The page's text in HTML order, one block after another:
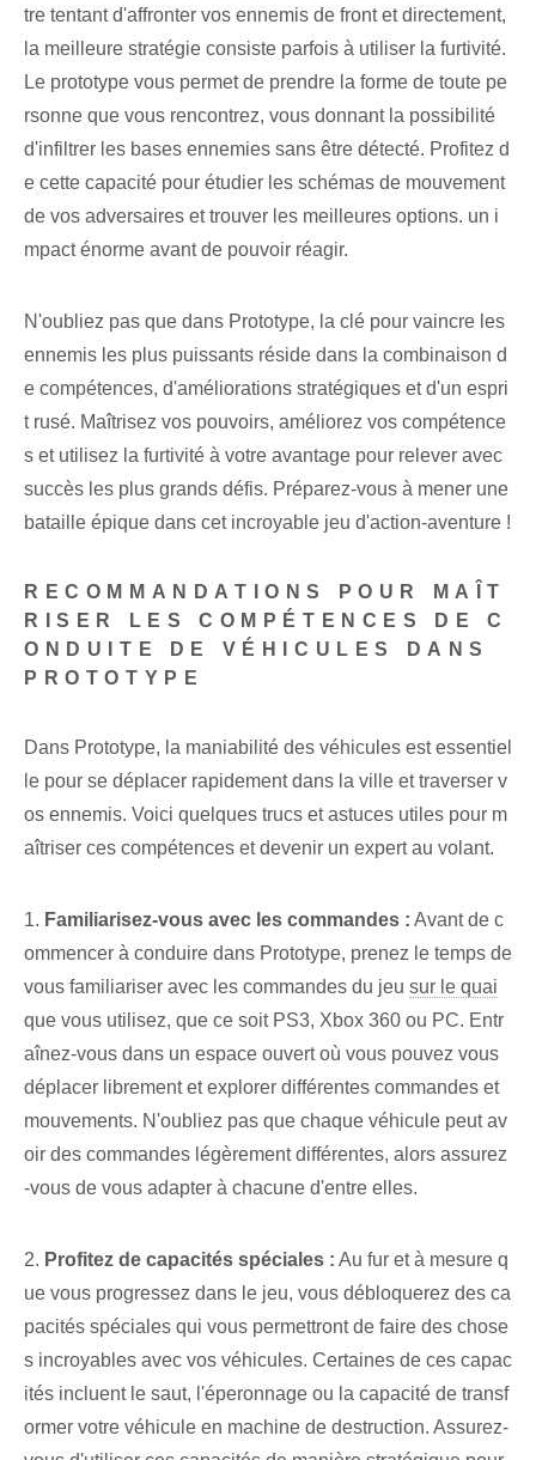
tre tentant d'affronter vos ennemis de front et directement,
la meilleure stratégie consiste parfois à utiliser la furtivité.
Le prototype vous permet de prendre la forme de toute pe
rsonne que vous rencontrez, vous donnant la possibilité
d'infiltrer les bases ennemies sans être détecté. Profitez d
e cette capacité pour étudier les schémas de mouvement
de vos adversaires et trouver les meilleures options. un i
mpact énorme avant de pouvoir réagir.
N'oubliez pas que dans ⁣Prototype, la clé⁣ pour vaincre les
ennemis les plus puissants​ réside dans la combinaison d
e compétences, d'améliorations stratégiques ‍et‍ d'un espri
t rusé. Maîtrisez vos pouvoirs, améliorez vos compétence
s et utilisez la furtivité à votre avantage pour relever avec
succès les plus grands défis. Préparez-vous à mener une
bataille épique dans cet incroyable jeu d'action-aventure !
RECOMMANDATIONS POUR MAÎT
RISER LES COMPÉTENCES DE C
ONDUITE DE VÉHICULES DANS
PROTOTYPE
Dans Prototype, la maniabilité des véhicules est essentiel
le pour se déplacer rapidement dans la ville et traverser v
os ennemis. Voici quelques trucs et astuces utiles pour m
aîtriser ces compétences et devenir un expert au volant.
1. Familiarisez-vous avec les commandes : Avant de c
ommencer à conduire dans Prototype,⁤ prenez le temps de
vous familiariser avec les commandes du jeu‌ sur le quai
que vous utilisez, que ce soit PS3, Xbox 360 ou PC. Entr
aînez-vous dans un espace ouvert où vous pouvez vous
déplacer librement et explorer différentes commandes et
mouvements. N'oubliez pas que chaque véhicule peut av
oir des commandes légèrement différentes, alors assurez
-vous de vous adapter à chacune d'entre elles.
2. Profitez de ⁤capacités spéciales : Au fur et à mesure q
ue vous progressez dans le jeu, vous débloquerez des ca
pacités spéciales qui vous permettront de faire des chose
s incroyables avec vos véhicules. Certaines de ces capac
ités incluent le saut, l'éperonnage ou la capacité de transf
ormer votre véhicule en machine de destruction. Assurez-